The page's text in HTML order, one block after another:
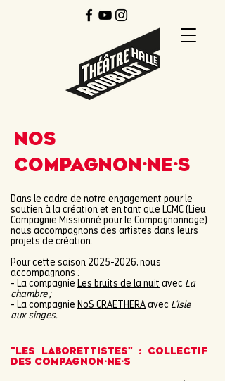
Nos
Compagnon·NE·s
Dans le cadre de notre engagement pour le
soutien à la création et en tant que LCMC (Lieu
Compagnie Missionné pour le Compagnonnage)
nous accompagnons des artistes dans leurs
projets de création.
Pour cette saison 2025-2026, nous
accompagnons :
- La compagnie Les bruits de la nuit avec La
chambre ;
- La compagnie NoS CRAETHERA avec L'Isle
aux singes.
"LES LABORETTISTES" : COLLECTIF
DES COMPAGNON·NE·S